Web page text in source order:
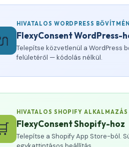
HIVATALOS WORDPRESS
FlexyConsent WordPress-
Telepítse közvetlenül a WordPress
felületéről — kódolás nélkül.
HIVATALOS SHOPIFY ALKALMAZÁS
FlexyConsent Shopify-hoz
Telepítse a Shopify App Store-ból.